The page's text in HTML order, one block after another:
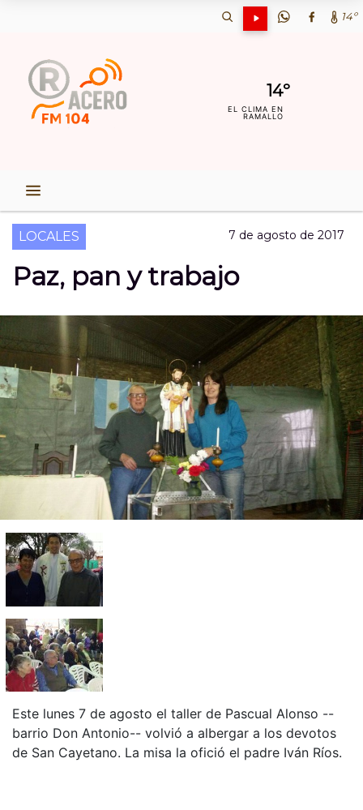
14º
14º
EL CLIMA EN
RAMALLO
LOCALES 7 de agosto de 2017
Paz, pan y trabajo
Este lunes 7 de agosto el taller de Pascual Alonso --
barrio Don Antonio-- volvió a albergar a los devotos
de San Cayetano. La misa la ofició el padre Iván Ríos.